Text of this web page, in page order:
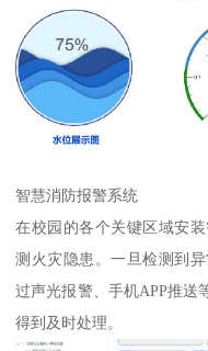
智慧消防报警系统
在校园的各个关键区域安
测火灾隐患。一旦检测到
过声光报警、手机APP推送
得到及时处理。